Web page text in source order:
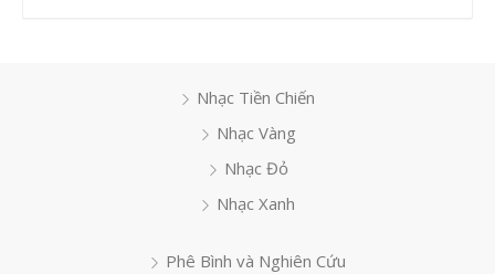
Nhạc Tiền Chiến
Nhạc Vàng
Nhạc Đỏ
Nhạc Xanh
Phê Bình và Nghiên Cứu